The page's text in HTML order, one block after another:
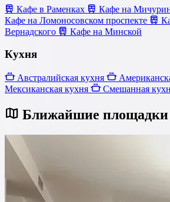
Кафе в Раменках
Кафе на
Кафе на Ломоносовском проспекте
Вернадского
Кафе на Минской
Кухня
Австралийская кухня
Мексиканская кухня
Смешанная
Ближайшие площадки